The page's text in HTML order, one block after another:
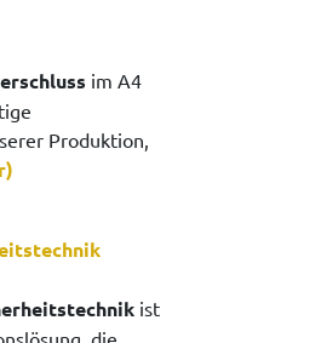
im A4
Produktion,
ist